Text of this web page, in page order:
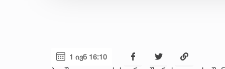
1 ივნ 16:10